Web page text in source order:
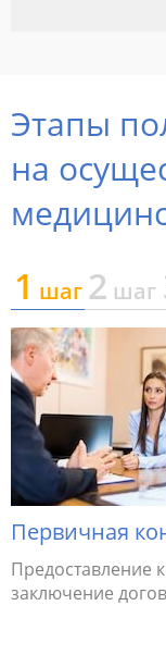
Этапы
на
1 шаг 2 шаг
Первичная
Предоставление
заключение